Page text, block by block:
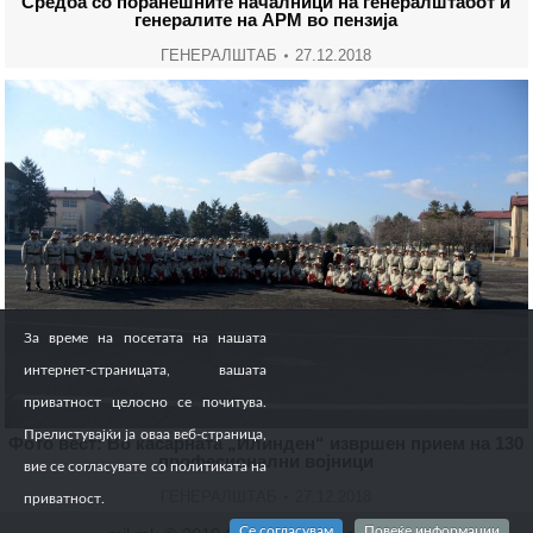
генералите на АРМ во пензија
ГЕНЕРАЛШТАБ 27.12.2018
Фото вест: Во касарната „Илинден“ извршен прием на 130
професионални војници
За време на посетата на нашата
интернет-страницата, вашата
приватност целосно се почитува.
Прелистувајќи ја оваа веб-страница,
вие се согласувате со политиката на
приватност.